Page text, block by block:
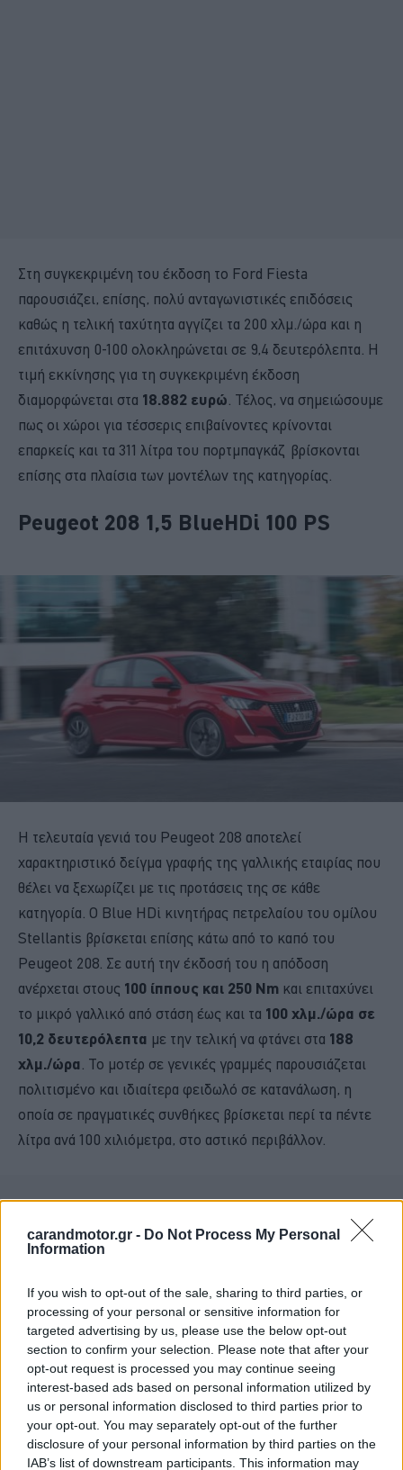
carandmotor.gr - Do Not Process My Personal
Information
If you wish to opt-out of the sale, sharing to third parties, or
processing of your personal or sensitive information for
targeted advertising by us, please use the below opt-out
section to confirm your selection. Please note that after your
opt-out request is processed you may continue seeing
interest-based ads based on personal information utilized by
us or personal information disclosed to third parties prior to
your opt-out. You may separately opt-out of the further
disclosure of your personal information by third parties on the
IAB’s list of downstream participants. This information may
Στη συγκεκριμένη του έκδοση το Ford Fiesta
παρουσιάζει, επίσης, πολύ ανταγωνιστικές επιδόσεις
καθώς η τελική ταχύτητα αγγίζει τα 200 χλμ./ώρα και η
επιτάχυνση 0-100 ολοκληρώνεται σε 9,4 δευτερόλεπτα. Η
τιμή εκκίνησης για τη συγκεκριμένη έκδοση
διαμορφώνεται στα 18.882 ευρώ. Τέλος, να σημειώσουμε
πως οι χώροι για τέσσερις επιβαίνοντες κρίνονται
επαρκείς και τα 311 λίτρα του πορτμπαγκάζ βρίσκονται
επίσης στα πλαίσια των μοντέλων της κατηγορίας.
Peugeot 208 1,5 BlueHDi 100 PS
Η τελευταία γενιά του Peugeot 208 αποτελεί
χαρακτηριστικό δείγμα γραφής της γαλλικής εταιρίας που
θέλει να ξεχωρίζει με τις προτάσεις της σε κάθε
κατηγορία. Ο Blue HDi κινητήρας πετρελαίου του ομίλου
Stellantis βρίσκεται επίσης κάτω από το καπό του
Peugeot 208. Σε αυτή την έκδοσή του η απόδοση
ανέρχεται στους 100 ίππους και 250 Nm και επιταχύνει
το μικρό γαλλικό από στάση έως και τα 100 χλμ./ώρα σε
10,2 δευτερόλεπτα με την τελική να φτάνει στα 188
χλμ./ώρα. Το μοτέρ σε γενικές γραμμές παρουσιάζεται
πολιτισμένο και ιδιαίτερα φειδωλό σε κατανάλωση, η
οποία σε πραγματικές συνθήκες βρίσκεται περί τα πέντε
λίτρα ανά 100 χιλιόμετρα, στο αστικό περιβάλλον.